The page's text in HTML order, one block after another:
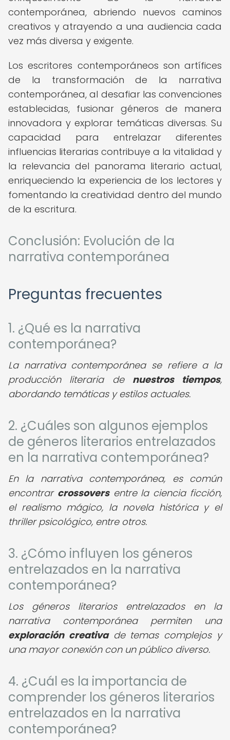
contemporánea, abriendo nuevos caminos
creativos y atrayendo a una audiencia cada
vez más diversa y exigente.
Los escritores contemporáneos son artífices
de la transformación de la narrativa
contemporánea, al desafiar las convenciones
establecidas, fusionar géneros de manera
innovadora y explorar temáticas diversas. Su
capacidad para entrelazar diferentes
influencias literarias contribuye a la vitalidad y
la relevancia del panorama literario actual,
enriqueciendo la experiencia de los lectores y
fomentando la creatividad dentro del mundo
de la escritura.
Conclusión: Evolución de la
narrativa contemporánea
Preguntas frecuentes
1. ¿Qué es la narrativa
contemporánea?
La narrativa contemporánea se refiere a la
producción literaria de nuestros tiempos,
abordando temáticas y estilos actuales.
2. ¿Cuáles son algunos ejemplos
de géneros literarios entrelazados
en la narrativa contemporánea?
En la narrativa contemporánea, es común
encontrar crossoversentre la ciencia ficción,
el realismo mágico, la novela histórica y el
thriller psicológico, entre otros.
3. ¿Cómo influyen los géneros
entrelazados en la narrativa
contemporánea?
Los géneros literarios entrelazados en la
narrativa contemporánea permiten una
exploración creativade temas complejos y
una mayor conexión con un público diverso.
4. ¿Cuál es la importancia de
comprender los géneros literarios
entrelazados en la narrativa
contemporánea?